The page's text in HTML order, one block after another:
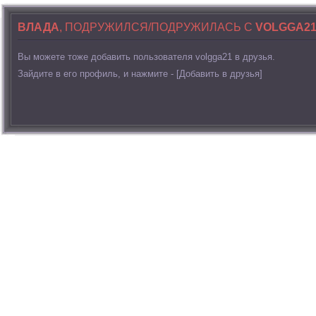
ВЛАДА, ПОДРУЖИЛСЯ/ПОДРУЖИЛАСЬ С VOLGGA21
Вы можете тоже добавить пользователя volgga21 в друзья.
Зайдите в его профиль, и нажмите - [Добавить в друзья]